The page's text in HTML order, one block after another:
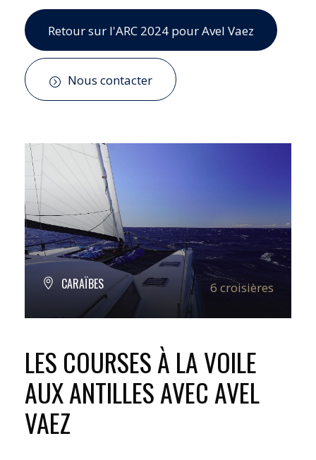
Retour sur l'ARC 2024 pour Avel Vaez
Nous contacter
LES COURSES À LA VOILE
AUX ANTILLES AVEC AVEL
VAEZ
CARAÏBES 6 croisières